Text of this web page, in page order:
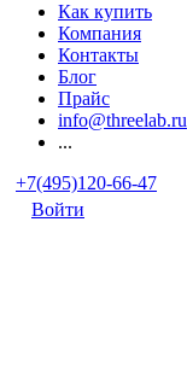
Как купить
Компания
Контакты
Блог
Прайс
info@threelab.ru
...
+7(495)120-66-47
Войти